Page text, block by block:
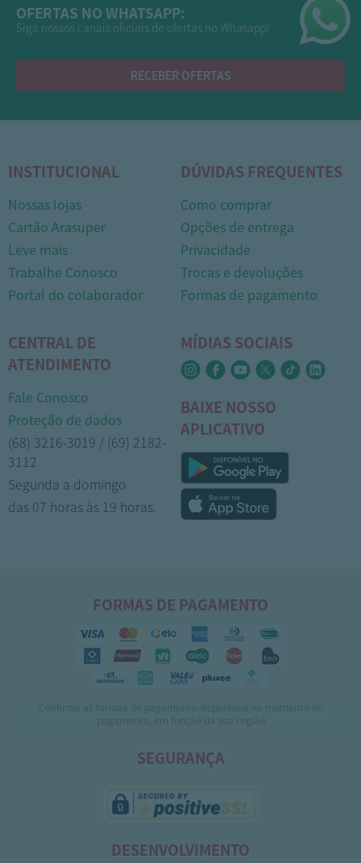
OFERTAS NO WHATSAPP:
Siga nossos canais oficiais de ofertas no Whasapp!
RECEBER OFERTAS
INSTITUCIONAL
Nossas lojas
Cartão Arasuper
Leve mais
Trabalhe Conosco
Portal do colaborador
DÚVIDAS FREQUENTES
Como comprar
Opções de entrega
Privacidade
Trocas e devoluções
Formas de pagamento
CENTRAL DE
ATENDIMENTO
Fale Conosco
Proteção de dados
(68) 3216-3019 / (69) 2182-
3112
Segunda a domingo
das 07 horas às 19 horas.
MÍDIAS SOCIAIS
BAIXE NOSSO
APLICATIVO
FORMAS DE PAGAMENTO
SEGURANÇA
DESENVOLVIMENTO